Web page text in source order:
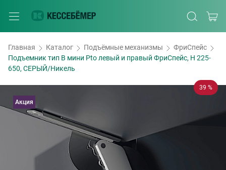
Главная Каталог Подъёмные механизмы
ФриСпейс
Подъемник тип B мини Pto левый и правый ФриСпейс, H 225-
650, СЕРЫЙ/Никель
39 %
Акция